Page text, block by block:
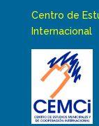
Centro de
Internacional